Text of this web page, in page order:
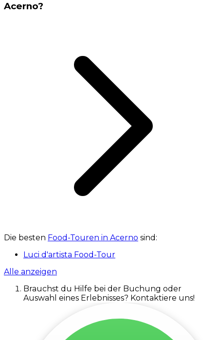
Acerno?
Die besten Food-Touren in Acerno sind:
Luci d'artista Food-Tour
Alle anzeigen
Brauchst du Hilfe bei der Buchung oder
Auswahl eines Erlebnisses? Kontaktiere uns!